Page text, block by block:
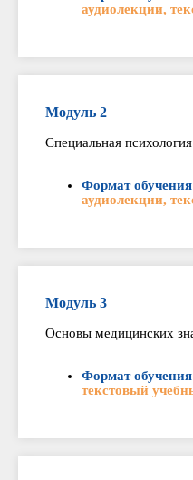
аудиолекции,
Модуль 2
Специальная психология
Формат обучения
аудиолекции,
Модуль 3
Основы медицинских
Формат обучения
текстовый